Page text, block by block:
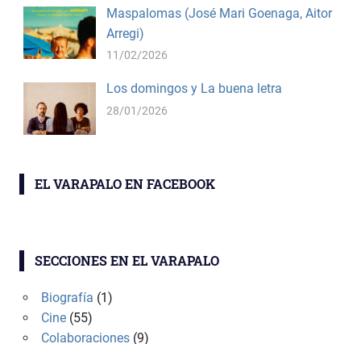
Maspalomas (José Mari Goenaga, Aitor
Arregi)
11/02/2026
Los domingos y La buena letra
28/01/2026
EL VARAPALO EN FACEBOOK
SECCIONES EN EL VARAPALO
Biografía (1)
Cine(55)
Colaboraciones(9)